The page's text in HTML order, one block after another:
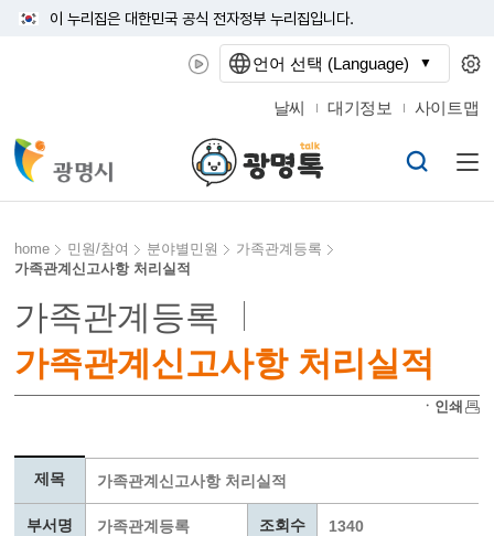
이 누리집은 대한민국 공식 전자정부 누리집입니다.
날씨 대기정보 사이트맵
home 민원/참여 분야별민원
가족관계등록
가족관계신고사항 처리실적
가족관계등록
가족관계신고사항 처리실적
ㆍ인쇄
제목 가족관계신고사항 처리실적
부서명 가족관계등록 조회수 1340
언어 선택 (Language)